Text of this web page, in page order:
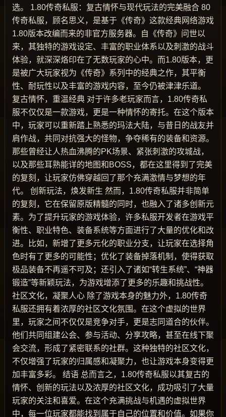
选。 1.80传奇私服：复古情怀与现代玩法的完美融合 80
传奇私服，顾名思义，是基于《传奇》这款经典网络游戏
1.80版本改编而来的非官方服务器。自《传奇》问世以
来，其独特的游戏设定、丰富的职业体系以及刺激的战斗
体验，就深深烙印在了无数玩家的心中。而1.80版本，更
是被广大玩家视为《传奇》系列中的经典之作，其平衡
性、耐玩性以及丰富的游戏内容，至今仍被津津乐道。
复古情怀，重温经典 对于许多老玩家而言，1.80传奇私
服不仅仅是一款游戏，更是一种情怀的寄托。在这个版本
中，玩家可以重新踏上熟悉的玛法大陆，与昔日的战友并
肩作战，共同对抗强大的怪物，争夺稀有的装备和资源。
那些曾经让人热血沸腾的PK场景、紧张刺激的攻城战，
以及那些耳熟能详的地图和BOSS，都在这里得到了完美
的复刻，让玩家仿佛穿越回了那个充满激情与梦想的年
代。 创新玩法，焕发新生 然而，1.80传奇私服并非简单
的复刻，它在保留原版精髓的同时，也融入了诸多创新元
素。为了提升玩家的游戏体验，许多私服开发者在游戏平
衡性、职业特色、装备系统等方面进行了大量的优化和改
进。比如，新增了更多元化的职业分支，让玩家在选择角
色时有了更多的可能性；优化了装备掉落机制，使得获取
极品装备不再遥不可及；还引入了诸如“转生系统”、“神器
锻造”等新颖玩法，为游戏增添了更多的乐趣和挑战性。
社区文化，凝聚人心 除了游戏本身的魅力外，1.80传奇
私服还拥有着浓厚的社区文化氛围。在这个虚拟的世界
里，玩家之间不仅仅是竞争对手，更是志同道合的伙伴。
他们共同组建公会、参与活动、分享攻略，甚至在线下聚
会交流，形成了紧密联系的社群。这种独特的社区文化，
不仅增强了玩家的归属感和凝聚力，也让游戏本身变得更
加丰富多彩。 结语 总而言之，1.80传奇私服以其复古的
情怀、创新的玩法以及浓厚的社区文化，成功吸引了大量
玩家的关注和喜爱。在这个充满挑战与机遇的虚拟世界
中，每一位玩家都能找到属于自己的位置和价值。如果你